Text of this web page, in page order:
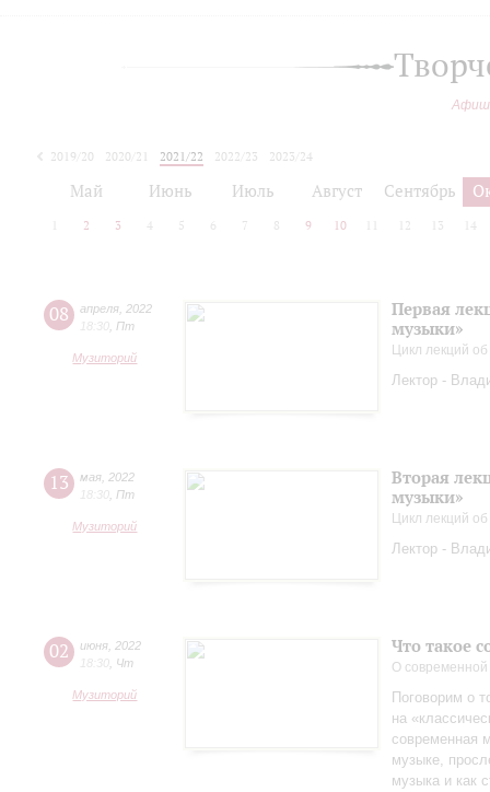
2019/20 2020/21 2021/22 2022/23
2023/24
Май Июнь Июль Август Сентябрь
2 3 4 5 6 7 8 9 10 12 13 14
08 апреля 2022
18:30 Пт
Музиторий
Первая
музыки»
Цикл лекций
Лектор -
13 мая 2022
18:30 Пт
Музиторий
Вторая
музыки»
Цикл лекций
Лектор -
02 июня 2022
18:30 Чт
Музиторий
Что такое
О
Поговорим о
на
современная
музыке,
музыка и как